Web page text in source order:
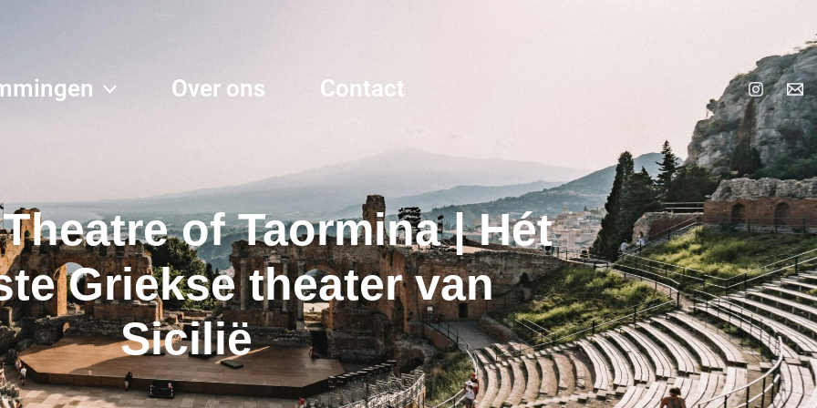
Over ons Contact
of Taormina | Hét
Griekse theater van
Sicilië